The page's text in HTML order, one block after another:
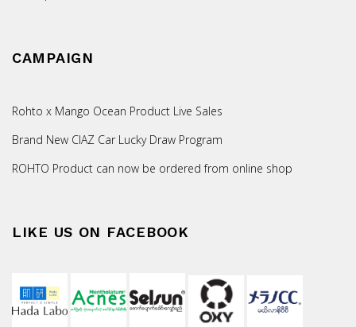
CAMPAIGN
Rohto x Mango Ocean Product Live Sales
Brand New CIAZ Car Lucky Draw Program
ROHTO Product can now be ordered from online shop
LIKE US ON FACEBOOK